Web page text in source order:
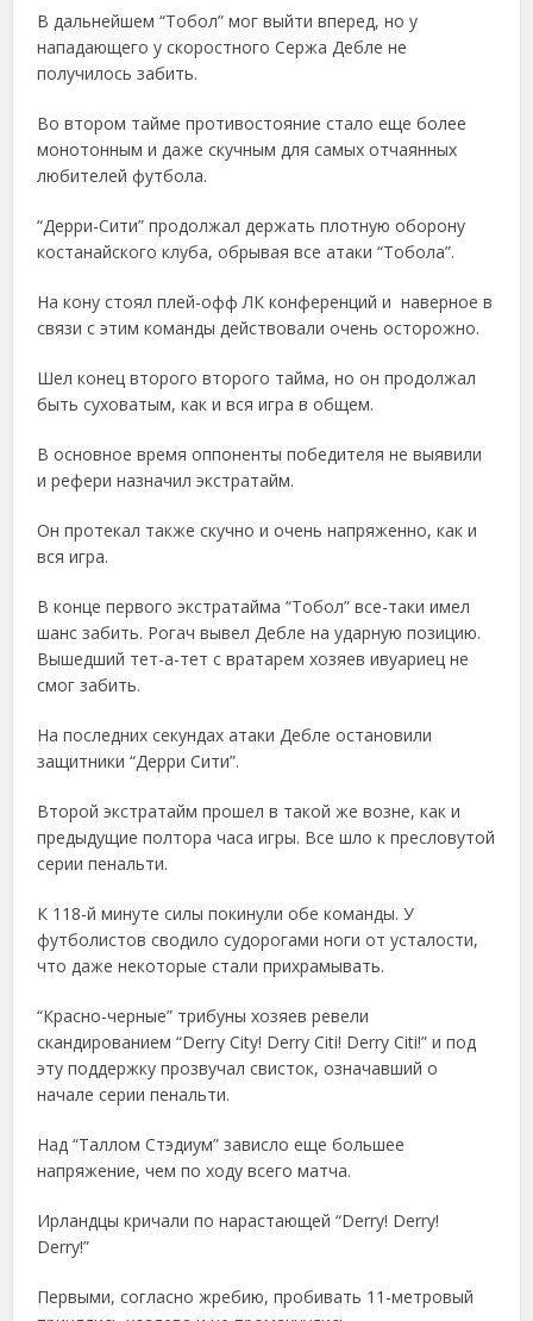
В дальнейшем “Тобол” мог выйти вперед, но у
нападающего у скоростного Сержа Дебле не
получилось забить.
Во втором тайме противостояние стало еще более
монотонным и даже скучным для самых отчаянных
любителей футбола.
“Дерри-Сити” продолжал держать плотную оборону
костанайского клуба, обрывая все атаки “Тобола”.
На кону стоял плей-офф ЛК конференций и наверное в
связи с этим команды действовали очень осторожно.
Шел конец второго второго тайма, но он продолжал
быть суховатым, как и вся игра в общем.
В основное время оппоненты победителя не выявили
и рефери назначил экстратайм.
Он протекал также скучно и очень напряженно, как и
вся игра.
В конце первого экстратайма “Тобол” все-таки имел
шанс забить. Рогач вывел Дебле на ударную позицию.
Вышедший тет-а-тет с вратарем хозяев ивуариец не
смог забить.
На последних секундах атаки Дебле остановили
защитники “Дерри Сити”.
Второй экстратайм прошел в такой же возне, как и
предыдущие полтора часа игры. Все шло к пресловутой
серии пенальти.
К 118-й минуте силы покинули обе команды. У
футболистов сводило судорогами ноги от усталости,
что даже некоторые стали прихрамывать.
“Красно-черные” трибуны хозяев ревели
скандированием “Derry City! Derry Citi! Derry Citi!” и под
эту поддержку прозвучал свисток, означавший о
начале серии пенальти.
Над “Таллом Стэдиум” зависло еще большее
напряжение, чем по ходу всего матча.
Ирландцы кричали по нарастающей “Derry! Derry!
Derry!”
Первыми, согласно жребию, пробивать 11-метровый